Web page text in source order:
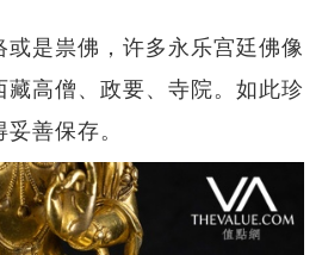
是祟佛，许多永乐宫廷佛像
高僧、政要、寺院。如此珍
善保存。